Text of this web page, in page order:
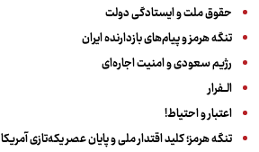
حقوق ملت و ایستادگی دولت
تنگه هرمز و پیام‌های بازدارنده ایران
رژیم سعودی و امنیت اجاره‌ای
الــفرار
اعتبار و احتیاط!
تنگه هرمز؛ کلید اقتدار ملی و پایان عصر یکه‌تازی آمریکا